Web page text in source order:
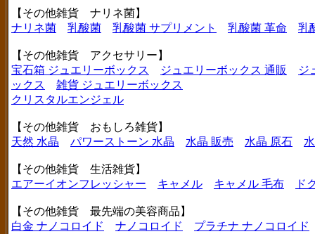
【その他雑貨 ナリネ菌】
ナリネ菌
乳酸菌 乳酸菌 サプリメント 乳酸菌 革命 乳
【その他雑貨 アクセサリー】
宝石箱 ジュエリーボックス
ジュエリーボックス 通販
ジ
ックス
雑貨 ジュエリーボックス
クリスタルエンジェル
【その他雑貨 おもしろ雑貨】
天然 水晶
パワーストーン 水晶 水晶 販売 水晶 原石
【その他雑貨 生活雑貨】
エアーイオンフレッシャー
キャメル キャメル 毛布 ド
【その他雑貨 最先端の美容商品】
白金 ナノコロイド
ナノコロイド
プラチナ ナノコロイド